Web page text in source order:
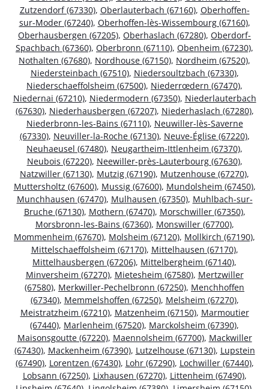
Zutzendorf (67330), Oberlauterbach (67160), Oberhoffen-
sur-Moder (67240), Oberhoffen-lès-Wissembourg (67160),
Oberhausbergen (67205), Oberhaslach (67280), Oberdorf-
Spachbach (67360), Oberbronn (67110), Obenheim (67230),
Nothalten (67680), Nordhouse (67150), Nordheim (67520),
Niedersteinbach (67510), Niedersoultzbach (67330),
Niederschaeffolsheim (67500), Niederrœdern (67470),
Niedernai (67210), Niedermodern (67350), Niederlauterbach
(67630), Niederhausbergen (67207), Niederhaslach (67280),
Niederbronn-les-Bains (67110), Neuwiller-lès-Saverne
(67330), Neuviller-la-Roche (67130), Neuve-Église (67220),
Neuhaeusel (67480), Neugartheim-Ittlenheim (67370),
Neubois (67220), Neewiller-près-Lauterbourg (67630),
Natzwiller (67130), Mutzig (67190), Mutzenhouse (67270),
Muttersholtz (67600), Mussig (67600), Mundolsheim (67450),
Munchhausen (67470), Mulhausen (67350), Muhlbach-sur-
Bruche (67130), Mothern (67470), Morschwiller (67350),
Morsbronn-les-Bains (67360), Monswiller (67700),
Mommenheim (67670), Molsheim (67120), Mollkirch (67190),
Mittelschaeffolsheim (67170), Mittelhausen (67170),
Mittelhausbergen (67206), Mittelbergheim (67140),
Minversheim (67270), Mietesheim (67580), Mertzwiller
(67580), Merkwiller-Pechelbronn (67250), Menchhoffen
(67340), Memmelshoffen (67250), Melsheim (67270),
Meistratzheim (67210), Matzenheim (67150), Marmoutier
(67440), Marlenheim (67520), Marckolsheim (67390),
Maisonsgoutte (67220), Maennolsheim (67700), Mackwiller
(67430), Mackenheim (67390), Lutzelhouse (67130), Lupstein
(67490), Lorentzen (67430), Lohr (67290), Lochwiller (67440),
Lobsann (67250), Lixhausen (67270), Littenheim (67490),